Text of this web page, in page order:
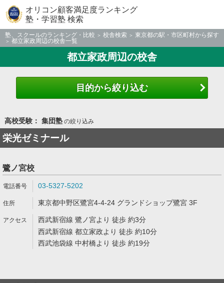
オリコン顧客満足度ランキング
塾・学習塾 検索
塾、スクールのランキング・比較 校舎検索
東京都の駅・市区町村から探す
都立家政周辺の校舎一覧
都立家政周辺の校舎
目的から絞り込む
高校受験： 集団塾の絞り込み
栄光ゼミナール
鷺ノ宮校
03-5327-5202
東京都中野区鷺宮4-4-24 グランドショップ鷺宮 3F
西武新宿線 鷺ノ宮より 徒歩 約3分
西武新宿線 都立家政より 徒歩 約10分
西武池袋線 中村橋より 徒歩 約19分